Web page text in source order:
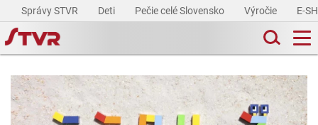
Správy STVR Deti Pečie celé Slovensko Výročie E-